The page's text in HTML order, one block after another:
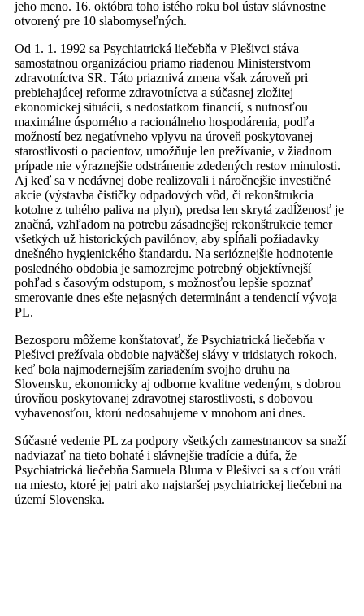
jeho meno. 16. októbra toho istého roku bol ústav slávnostne
otvorený pre 10 slabomyseľných.
Od 1. 1. 1992 sa Psychiatrická liečebňa v Plešivci stáva
samostatnou organizáciou priamo riadenou Ministerstvom
zdravotníctva SR. Táto priaznivá zmena však zároveň pri
prebiehajúcej reforme zdravotníctva a súčasnej zložitej
ekonomickej situácii, s nedostatkom financií, s nutnosťou
maximálne úsporného a racionálneho hospodárenia, podľa
možností bez negatívneho vplyvu na úroveň poskytovanej
starostlivosti o pacientov, umožňuje len prežívanie, v žiadnom
prípade nie výraznejšie odstránenie zdedených restov minulosti.
Aj keď sa v nedávnej dobe realizovali i náročnejšie investičné
akcie (výstavba čističky odpadových vôd, či rekonštrukcia
kotolne z tuhého paliva na plyn), predsa len skrytá zadĺženosť je
značná, vzhľadom na potrebu zásadnejšej rekonštrukcie temer
všetkých už historických pavilónov, aby spĺňali požiadavky
dnešného hygienického štandardu. Na serióznejšie hodnotenie
posledného obdobia je samozrejme potrebný objektívnejší
pohľad s časovým odstupom, s možnosťou lepšie spoznať
smerovanie dnes ešte nejasných determinánt a tendencií vývoja
PL.
Bezosporu môžeme konštatovať, že Psychiatrická liečebňa v
Plešivci prežívala obdobie najväčšej slávy v tridsiatych rokoch,
keď bola najmodernejším zariadením svojho druhu na
Slovensku, ekonomicky aj odborne kvalitne vedeným, s dobrou
úrovňou poskytovanej zdravotnej starostlivosti, s dobovou
vybavenosťou, ktorú nedosahujeme v mnohom ani dnes.
Súčasné vedenie PL za podpory všetkých zamestnancov sa snaží
nadviazať na tieto bohaté i slávnejšie tradície a dúfa, že
Psychiatrická liečebňa Samuela Bluma v Plešivci sa s cťou vráti
na miesto, ktoré jej patri ako najstaršej psychiatrickej liečebni na
území Slovenska.